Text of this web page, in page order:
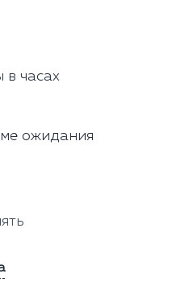
в часах
ожидания